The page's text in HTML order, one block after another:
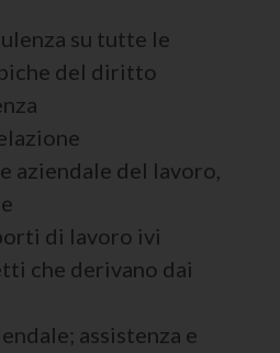
su tutte le
del diritto
aziendale del lavoro,
di lavoro ivi
che derivano dai
assistenza e